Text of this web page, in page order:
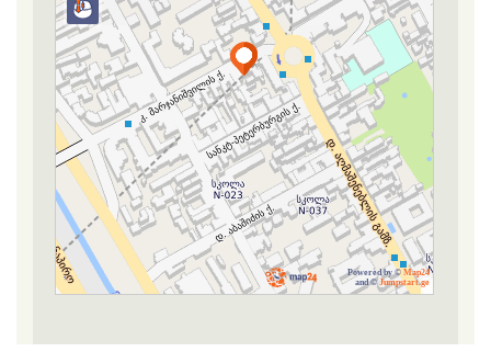
Powered by © Map24
and ©Jumpstart.ge